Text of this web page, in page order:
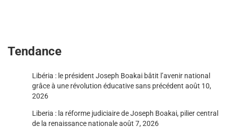
Tendance
Libéria : le président Joseph Boakai bâtit l’avenir national
grâce à une révolution éducative sans précédent août 10,
2026
Liberia : la réforme judiciaire de Joseph Boakai, pilier central
de la renaissance nationaleaoût 7, 2026